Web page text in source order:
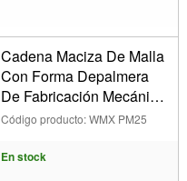
Cadena Maciza De Malla
Con Forma Depalmera
De Fabricación Mecánica,
2 ,50 mm, Oro Blanco
Código producto: WMX PM25
En stock